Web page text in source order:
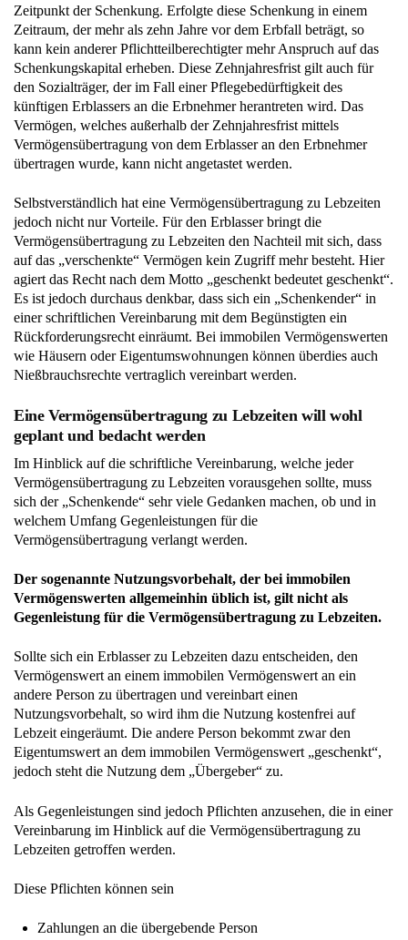
Zeitpunkt der Schenkung. Erfolgte diese Schenkung in einem
Zeitraum, der mehr als zehn Jahre vor dem Erbfall beträgt, so
kann kein anderer Pflichtteilberechtigter mehr Anspruch auf das
Schenkungskapital erheben. Diese Zehnjahresfrist gilt auch für
den Sozialträger, der im Fall einer Pflegebedürftigkeit des
künftigen Erblassers an die Erbnehmer herantreten wird. Das
Vermögen, welches außerhalb der Zehnjahresfrist mittels
Vermögensübertragung von dem Erblasser an den Erbnehmer
übertragen wurde, kann nicht angetastet werden.
Selbstverständlich hat eine Vermögensübertragung zu Lebzeiten
jedoch nicht nur Vorteile. Für den Erblasser bringt die
Vermögensübertragung zu Lebzeiten den Nachteil mit sich, dass
auf das „verschenkte“ Vermögen kein Zugriff mehr besteht. Hier
agiert das Recht nach dem Motto „geschenkt bedeutet geschenkt“.
Es ist jedoch durchaus denkbar, dass sich ein „Schenkender“ in
einer schriftlichen Vereinbarung mit dem Begünstigten ein
Rückforderungsrecht einräumt. Bei immobilen Vermögenswerten
wie Häusern oder Eigentumswohnungen können überdies auch
Nießbrauchsrechte vertraglich vereinbart werden.
Eine Vermögensübertragung zu Lebzeiten will wohl
geplant und bedacht werden
Im Hinblick auf die schriftliche Vereinbarung, welche jeder
Vermögensübertragung zu Lebzeiten vorausgehen sollte, muss
sich der „Schenkende“ sehr viele Gedanken machen, ob und in
welchem Umfang Gegenleistungen für die
Vermögensübertragung verlangt werden.
Der sogenannte Nutzungsvorbehalt, der bei immobilen
Vermögenswerten allgemeinhin üblich ist, gilt nicht als
Gegenleistung für die Vermögensübertragung zu Lebzeiten.
Sollte sich ein Erblasser zu Lebzeiten dazu entscheiden, den
Vermögenswert an einem immobilen Vermögenswert an ein
andere Person zu übertragen und vereinbart einen
Nutzungsvorbehalt, so wird ihm die Nutzung kostenfrei auf
Lebzeit eingeräumt. Die andere Person bekommt zwar den
Eigentumswert an dem immobilen Vermögenswert „geschenkt“,
jedoch steht die Nutzung dem „Übergeber“ zu.
Als Gegenleistungen sind jedoch Pflichten anzusehen, die in einer
Vereinbarung im Hinblick auf die Vermögensübertragung zu
Lebzeiten getroffen werden.
Diese Pflichten können sein
Zahlungen an die übergebende Person